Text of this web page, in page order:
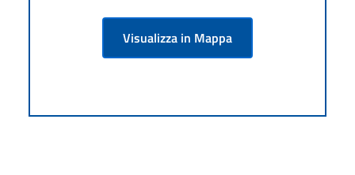
Visualizza in Mappa